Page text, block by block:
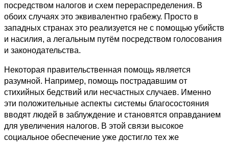
посредством налогов и схем перераспределения. В
обоих случаях это эквивалентно грабежу. Просто в
западных странах это реализуется не с помощью убийств
и насилия, а легальным путём посредством голосования
и законодательства.
Некоторая правительственная помощь является
разумной. Например, помощь пострадавшим от
стихийных бедствий или несчастных случаев. Именно
эти положительные аспекты системы благосостояния
вводят людей в заблуждение и становятся оправданием
для увеличения налогов. В этой связи высокое
социальное обеспечение уже достигло тех же